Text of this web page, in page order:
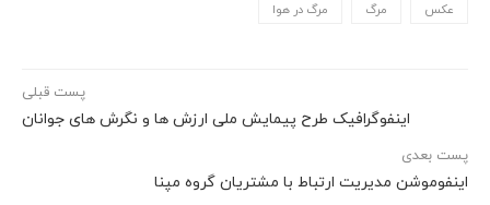
عکس مرگ مرگ در هوا
پست قبلی
اینفوگرافیک طرح پیمایش ملی ارزش ها و نگرش های جوانان
پست بعدی
اینفوموشن مدیریت ارتباط با مشتریان گروه مپنا